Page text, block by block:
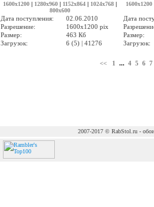
1600x1200| 1280x960| 1152x864| 1024x768|
800x600
Дата поступления:
02.06.2010
Разрешение:
1600x1200 pix
Размер:
463 Кб
Загрузок:
6 (5) | 41276
1600x1200
Дата
Размер:
Загрузок:
<< 1 ... 4 5 6 7
2007-2017 © RabStol.ru - обои